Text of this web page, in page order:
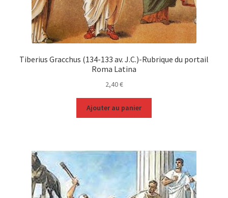
Tiberius Gracchus (134-133 av. J.C.)-Rubrique du portail
Roma Latina
2,40€
Ajouter au panier